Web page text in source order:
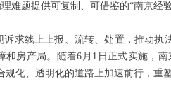
难题提供可复制、可借鉴的“南京经
求线上上报、流转、处置，推动执
房产局。随着6月1日正式实施，
化、透明化的道路上加速前行，重